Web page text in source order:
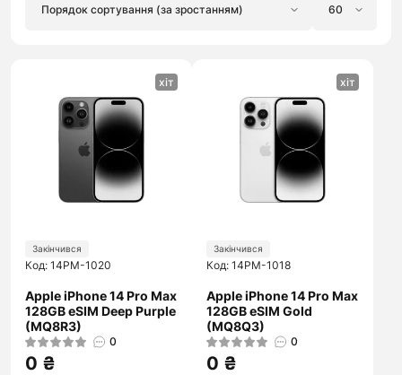
хіт
Закінчився
Код: 14PM-1020
Apple iPhone 14 Pro Max
128GB eSIM Deep Purple
(MQ8R3)
0
0 ₴
хіт
Закінчився
Код: 14PM-1018
Apple iPhone 14 Pro Max
128GB eSIM Gold
(MQ8Q3)
0
0 ₴